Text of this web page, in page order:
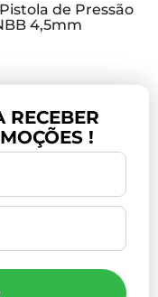
Pistola de Pressão
4,5mm
RECEBER
!